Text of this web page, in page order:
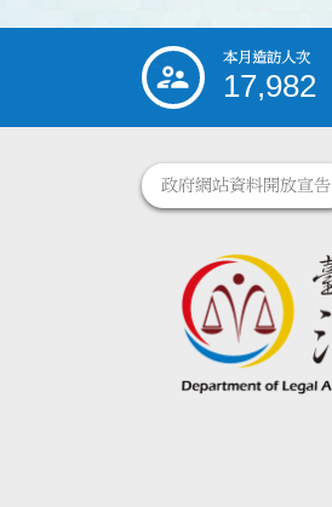
::: 本月造訪人次
17,982
政府網站資料開放宣告